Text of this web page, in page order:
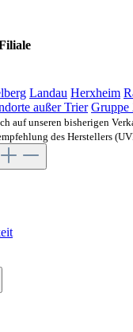
Landau Herxheim
außer Trier Gruppe
auf unseren bisherigen
des Herstellers